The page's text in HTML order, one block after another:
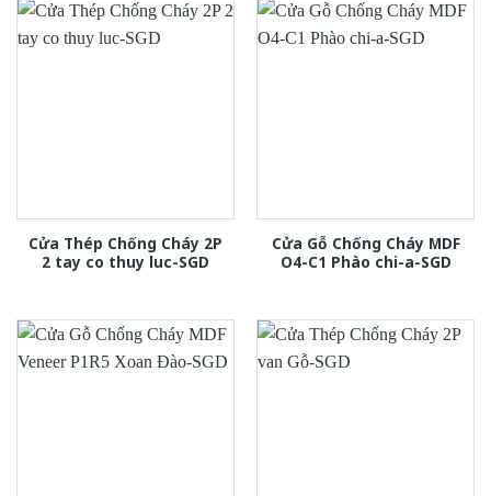
Cửa Thép Chống Cháy 2P
2 tay co thuy luc-SGD
Cửa Gỗ Chống Cháy MDF
O4-C1 Phào chi-a-SGD